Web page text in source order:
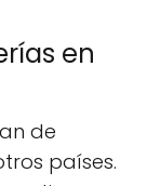
en
de
países.